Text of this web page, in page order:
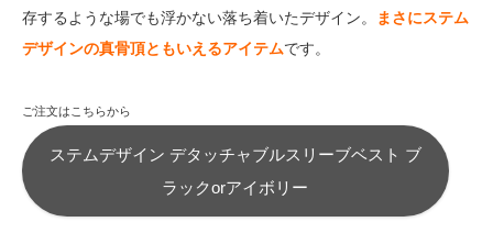
存するような場でも浮かない落ち着いたデザイン。
まさにステム
デザインの真骨頂ともいえるアイテムです。
ご注文はこちらから
ステムデザイン デタッチャブルスリーブベスト ブ
ラックorアイボリー